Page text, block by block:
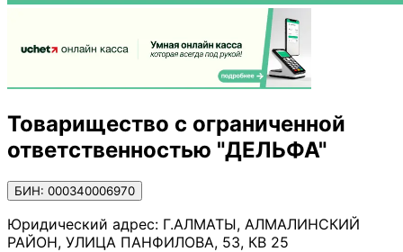
Товарищество с ограниченной
ответственностью "ДЕЛЬФА"
БИН: 000340006970
Юридический адрес: Г.АЛМАТЫ, АЛМАЛИНСКИЙ
РАЙОН, УЛИЦА ПАНФИЛОВА, 53, КВ 25